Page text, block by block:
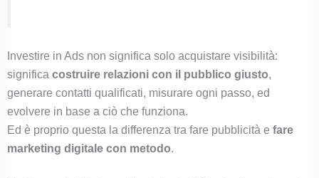
Investire in Ads non significa solo acquistare visibilità:
significa costruire relazioni con il pubblico giusto,
generare contatti qualificati, misurare ogni passo, ed
evolvere in base a ciò che funziona.
Ed è proprio questa la differenza tra fare pubblicità e fare
marketing digitale con metodo.